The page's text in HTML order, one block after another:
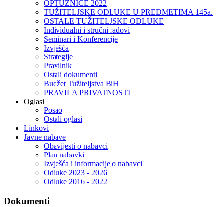
OPTUŽNICE 2022
TUŽITELJSKE ODLUKE U PREDMETIMA 145a.
OSTALE TUŽITELJSKE ODLUKE
Individualni i stručni radovi
Seminari i Konferencije
Izvješća
Strategije
Pravilnik
Ostali dokumenti
Budžet Tužiteljstva BiH
PRAVILA PRIVATNOSTI
Oglasi
Posao
Ostali oglasi
Linkovi
Javne nabave
Obavijesti o nabavci
Plan nabavki
Izvješća i informacije o nabavci
Odluke 2023 - 2026
Odluke 2016 - 2022
Dokumenti